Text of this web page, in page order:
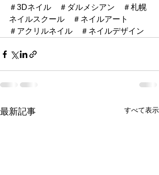
＃3Dネイル　＃ダルメシアン　＃札幌
ネイルスクール　＃ネイルアート
＃アクリルネイル　＃ネイルデザイン
最新記事 すべて表示